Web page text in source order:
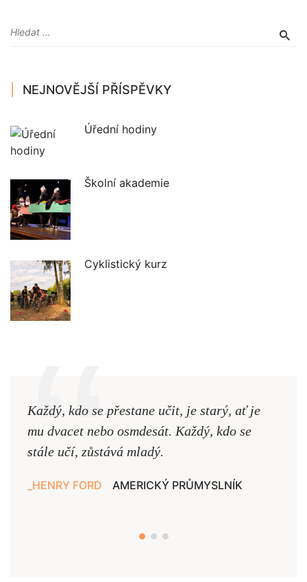
NEJNOVĚJŠÍ PŘÍSPĚVKY
Úřední hodiny
Školní akademie
Cyklistický kurz
Každý, kdo se přestane učit, je starý, ať je
mu dvacet nebo osmdesát. Každý, kdo se
stále učí, zůstává mladý.
HENRY FORD AMERICKÝ PRŮMYSLNÍK